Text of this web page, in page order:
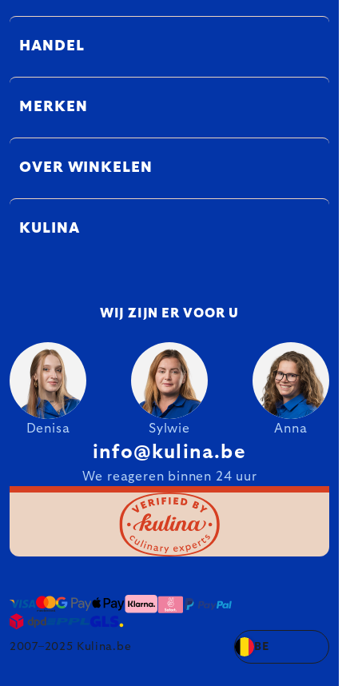
HANDEL
MERKEN
OVER WINKELEN
KULINA
WIJ ZIJN ER VOOR U
Denisa Sylwie Anna
info@kulina.be
We reageren binnen 24 uur
2007–2025 Kulina.be BE